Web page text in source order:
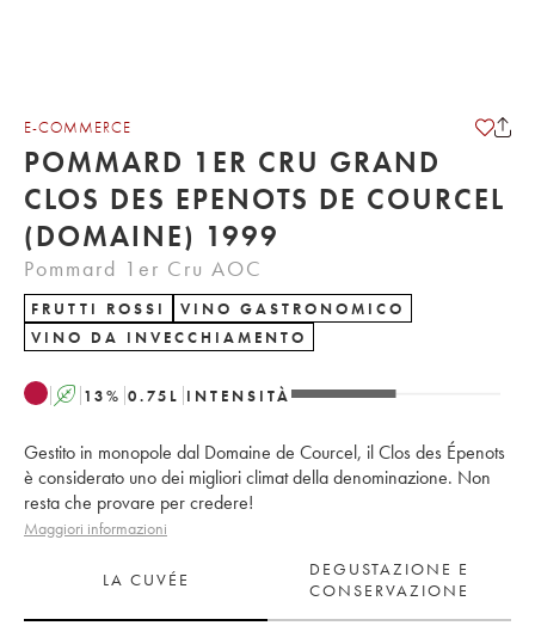
E-COMMERCE
POMMARD 1ER CRU GRAND
CLOS DES EPENOTS DE COURCEL
(DOMAINE) 1999
Pommard 1er Cru AOC
FRUTTI ROSSI
VINO GASTRONOMICO
VINO DA INVECCHIAMENTO
A 13% 0.75 L INTENSITÀ
Gestito in monopole dal Domaine de Courcel, il Clos des Épenots
è considerato uno dei migliori climat della denominazione. Non
resta che provare per credere!
Maggiori informazioni
LA CUVÉE
DEGUSTAZIONE E
CONSERVAZIONE